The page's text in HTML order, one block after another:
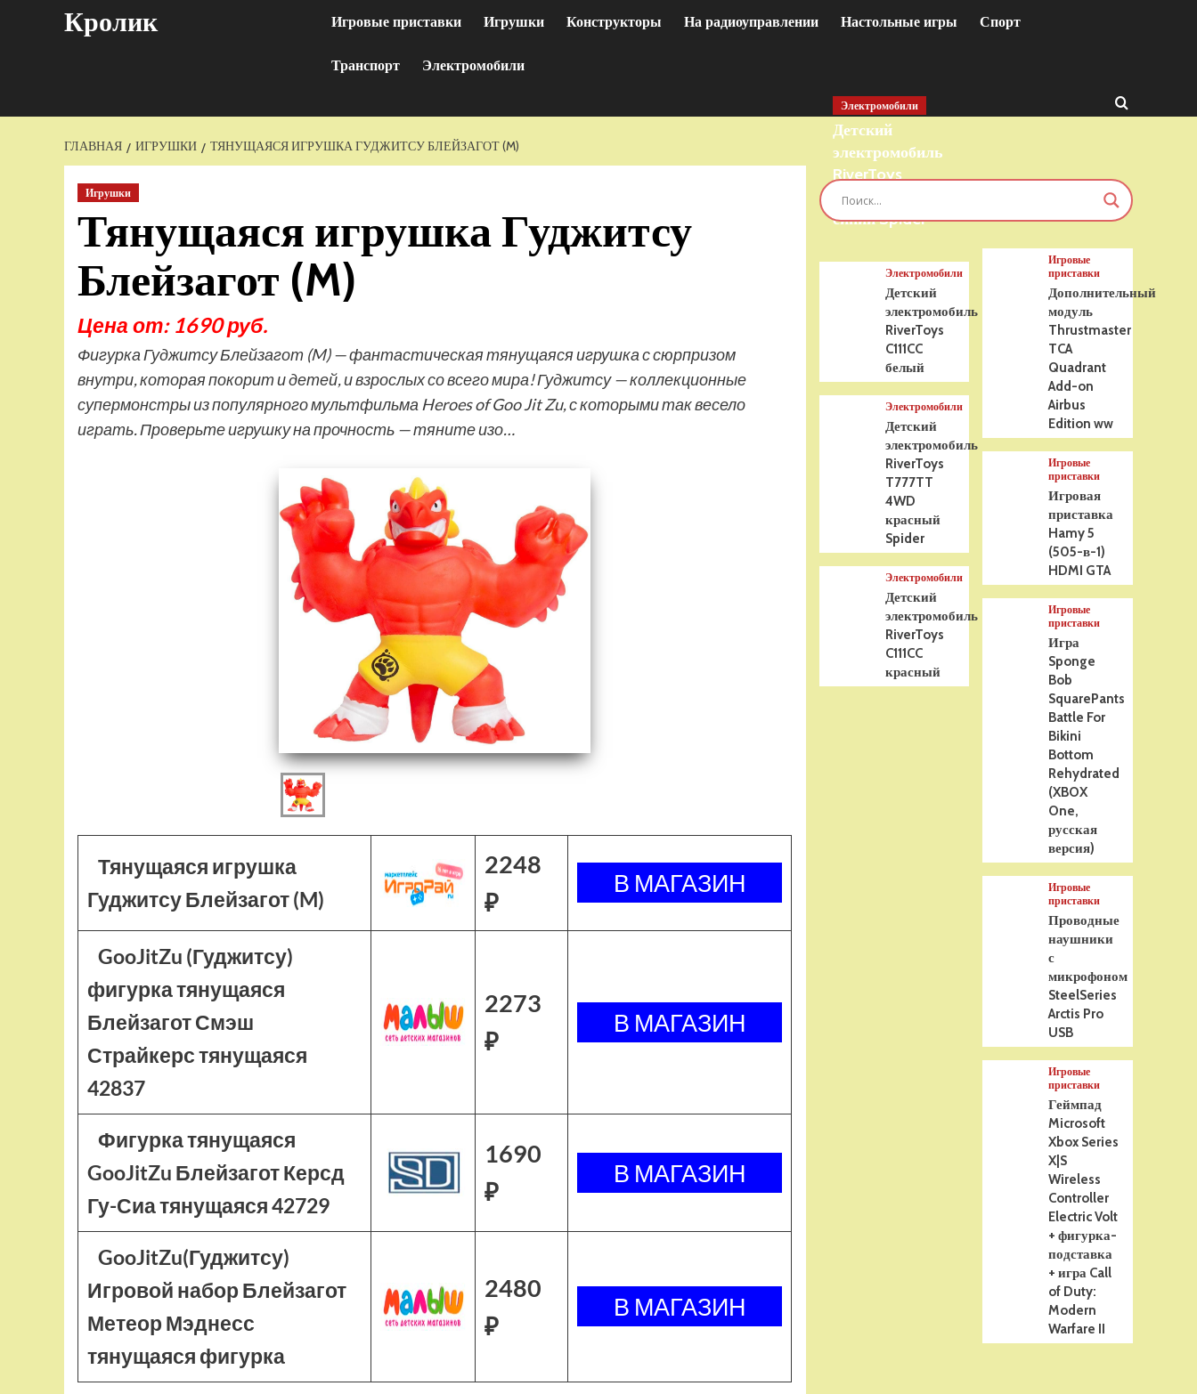
Кролик Игровые приставки Игрушки Конструкторы На радиоуправлении Настольные игры Спорт
Транспорт Электромобили
ГЛАВНАЯ ИГРУШКИ ТЯНУЩАЯСЯ ИГРУШКА ГУДЖИТСУ БЛЕЙЗАГОТ (M)
Игрушки
Тянущаяся игрушка Гуджитсу
Блейзагот (M)
Цена от: 1690 руб.
Фигурка Гуджитсу Блейзагот (M) — фантастическая тянущаяся игрушка с сюрпризом
внутри, которая покорит и детей, и взрослых со всего мира! Гуджитсу — коллекционные
супермонстры из популярного мультфильма Heroes of Goo Jit Zu, с которыми так весело
играть. Проверьте игрушку на прочность — тяните изо…
Тянущаяся игрушка
Гуджитсу Блейзагот (M)
2248
₽
GooJitZu (Гуджитсу)
фигурка тянущаяся
Блейзагот Смэш
Страйкерс тянущаяся
42837
2273
₽
Фигурка тянущаяся
GooJitZu Блейзагот Керсд
Гу-Сиа тянущаяся 42729
1690
₽
GooJitZu(Гуджитсу)
Игровой набор Блейзагот
Метеор Мэднесс
тянущаяся фигурка
2480
₽
Электромобили
Детский
электромобиль
RiverToys
T777TT 4WD
синий Spider
Электромобили
Детский
электромобиль
RiverToys
C111CC
белый
Электромобили
Детский
электромобиль
RiverToys
T777TT
4WD
красный
Spider
Электромобили
Детский
электромобиль
RiverToys
C111CC
красный
Игровые
приставки
Дополнительный
модуль
Thrustmaster
TCA
Quadrant
Add-on
Airbus
Edition ww
Игровые
приставки
Игровая
приставка
Hamy 5
(505-в-1)
HDMI GTA
Игровые
приставки
Игра
Sponge
Bob
SquarePants
Battle For
Bikini
Bottom
Rehydrated
(XBOX
One,
русская
версия)
Игровые
приставки
Проводные
наушники
с
микрофоном
SteelSeries
Arctis Pro
USB
Игровые
приставки
Геймпад
Microsoft
Xbox Series
X|S
Wireless
Controller
Electric Volt
+ фигурка-
подставка
+ игра Call
of Duty:
Modern
Warfare II